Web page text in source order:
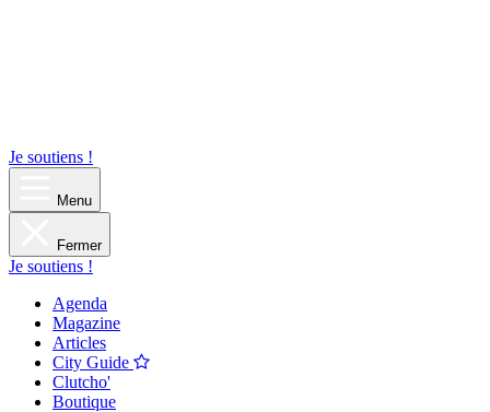
Je soutiens !
Menu
Fermer
Je soutiens !
Agenda
Magazine
Articles
City Guide
Clutcho'
Boutique